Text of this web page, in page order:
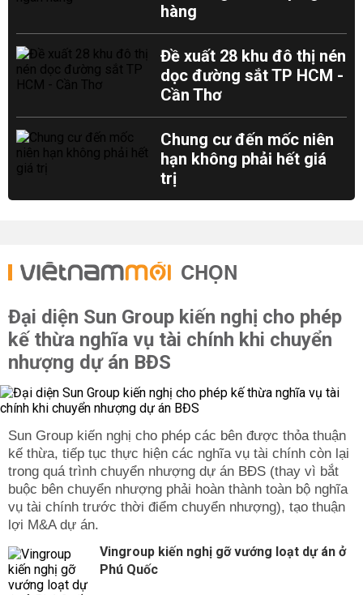
hàng
Đề xuất 28 khu đô thị nén
dọc đường sắt TP HCM -
Cần Thơ
Chung cư đến mốc niên
hạn không phải hết giá
trị
CHỌN
Đại diện Sun Group kiến nghị cho phép
kế thừa nghĩa vụ tài chính khi chuyển
nhượng dự án BĐS
Sun Group kiến nghị cho phép các bên được thỏa thuận
kế thừa, tiếp tục thực hiện các nghĩa vụ tài chính còn lại
trong quá trình chuyển nhượng dự án BĐS (thay vì bắt
buộc bên chuyển nhượng phải hoàn thành toàn bộ nghĩa
vụ tài chính trước thời điểm chuyển nhượng), tạo thuận
lợi M&A dự án.
Vingroup kiến nghị gỡ vướng loạt dự án ở
Phú Quốc